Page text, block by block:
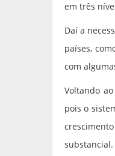
em três
Daí a
países,
com
Voltando
pois o
substancial.